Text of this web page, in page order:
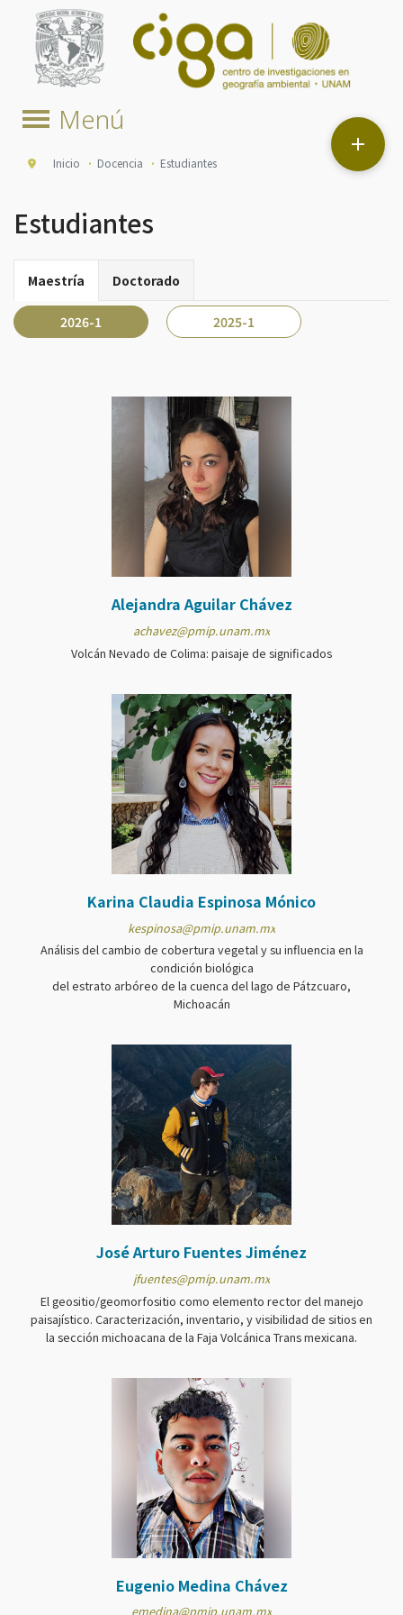

Inicio Docencia Estudiantes
Estudiantes
Maestría Doctorado
2026-1 2025-1
Alejandra Aguilar Chávez
achavez@pmip.unam.mx
Volcán Nevado de Colima: paisaje de significados
Karina Claudia Espinosa Mónico
kespinosa@pmip.unam.mx
Análisis del cambio de cobertura vegetal y su influencia en la
condición biológica
del estrato arbóreo de la cuenca del lago de Pátzcuaro,
Michoacán
José Arturo Fuentes Jiménez
jfuentes@pmip.unam.mx
El geositio/geomorfositio como elemento rector del manejo
paisajístico. Caracterización, inventario, y visibilidad de sitios en
la sección michoacana de la Faja Volcánica Trans mexicana.
Eugenio Medina Chávez
emedina@pmip.unam.mx